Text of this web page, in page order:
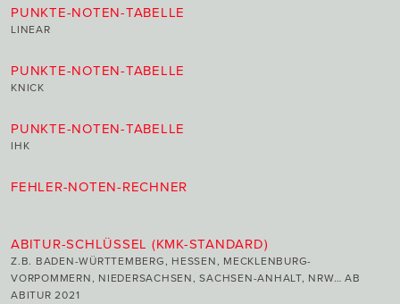
PUNKTE-NOTEN-TABELLE
LINEAR
PUNKTE-NOTEN-TABELLE
KNICK
PUNKTE-NOTEN-TABELLE
IHK
FEHLER-NOTEN-RECHNER
ABITUR-SCHLÜSSEL (KMK-STANDARD)
Z.B. BADEN-WÜRTTEMBERG, HESSEN, MECKLENBURG-
VORPOMMERN, NIEDERSACHSEN, SACHSEN-ANHALT, NRW… AB
ABITUR 2021